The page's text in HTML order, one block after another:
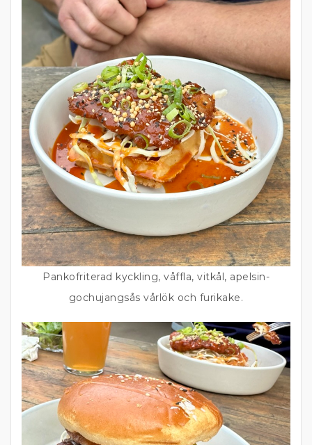
Pankofriterad kyckling, våffla, vitkål, apelsin-
gochujangsås vårlök och furikake.